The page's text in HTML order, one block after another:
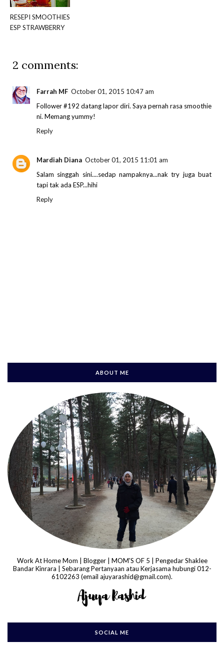
RESEPI SMOOTHIES
ESP STRAWBERRY
2 comments:
Farrah MF October 01, 2015 10:47 am
Follower #192 datang lapor diri. Saya pernah rasa smoothie
ni. Memang yummy!
Reply
Mardiah Diana October 01, 2015 11:01 am
Salam singgah sini....sedap nampaknya...nak try juga buat
tapi tak ada ESP...hihi
Reply
ABOUT ME
Work At Home Mom | Blogger | MOM'S OF 5 | Pengedar Shaklee
Bandar Kinrara | Sebarang Pertanyaan atau Kerjasama hubungi 012-
6102263 (email ajuyarashid@gmail.com).
SOCIAL ME